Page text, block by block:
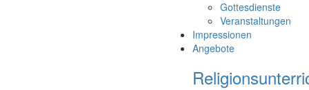
Gottesdienste
Veranstaltungen
Impressionen
Angebote